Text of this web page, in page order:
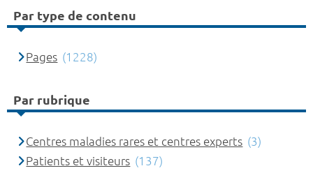
Par type de contenu
Pages (1228)
Par rubrique
Centres maladies rares et centres experts (3)
Patients et visiteurs (137)